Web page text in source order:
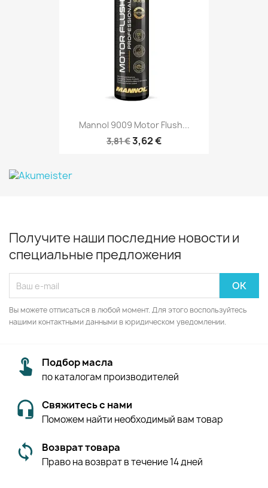
Mannol 9009 Motor Flush...
3,81 €3,62 €
Получите наши последние новости и
специальные предложения
Вы можете отписаться в любой момент. Для этого воспользуйтесь
нашими контактными данными в юридическом уведомлении.
Подбор масла
по каталогам производителей
Свяжитесь с нами
Поможем найти необходимый вам товар
Возврат товара
Право на возврат в течение 14 дней